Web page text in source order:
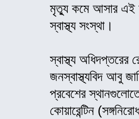
মৃত্যু কমে আসার এই
স্বাস্থ্য সংস্থা।
স্বাস্থ্য অধিদপ্তরের
জনস্বাস্থ্যবিদ আবু
প্রবেশের
কোয়ারেন্টিন